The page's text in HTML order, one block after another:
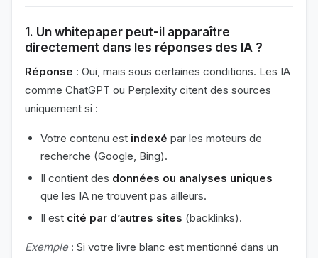
1. Un whitepaper peut-il apparaître
directement dans les réponses des IA ?
Réponse : Oui, mais sous certaines conditions. Les IA
comme ChatGPT ou Perplexity citent des sources
uniquement si :
Votre contenu est indexé par les moteurs de
recherche (Google, Bing).
Il contient des données ou analyses uniques
que les IA ne trouvent pas ailleurs.
Il est cité par d’autres sites (backlinks).
Exemple: Si votre livre blanc est mentionné dans un